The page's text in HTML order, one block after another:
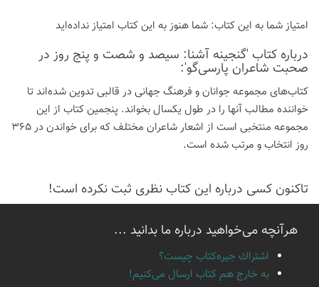
امتیاز شما به این كتاب: شما هنوز به این كتاب امتیاز نداده‌اید
درباره كتاب 'گنجینه آشنا: سیصد و شصت و پنج روز در
صحبت شاعران پارسی‌گو':
کتاب‌های مجموعه جوانان و فرهنگ جهانی در قالبی تدوین شده‌اند تا
خواننده مطالب آنها را در طول یکسال بخواند. پنجمین کتاب از این
مجموعه منتخبی است از اشعار شاعران مختلف که برای خواندن در 365
روز انتخاب و مرتب شده است.
تاكنون كسی درباره این كتاب نظری ثبت نكرده است!
هرآنچه می‌خواهید درباره ما بدانید ...
اشتراك جيره‌كتاب چيست؟
به خارج هم كتاب ارسال می‌كنیم!